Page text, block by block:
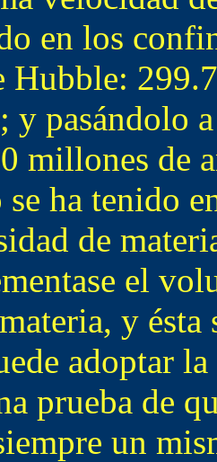
en los
Hubble:
y pasándolo
millones de
ha tenido
de
el
y
adoptar
prueba de
un